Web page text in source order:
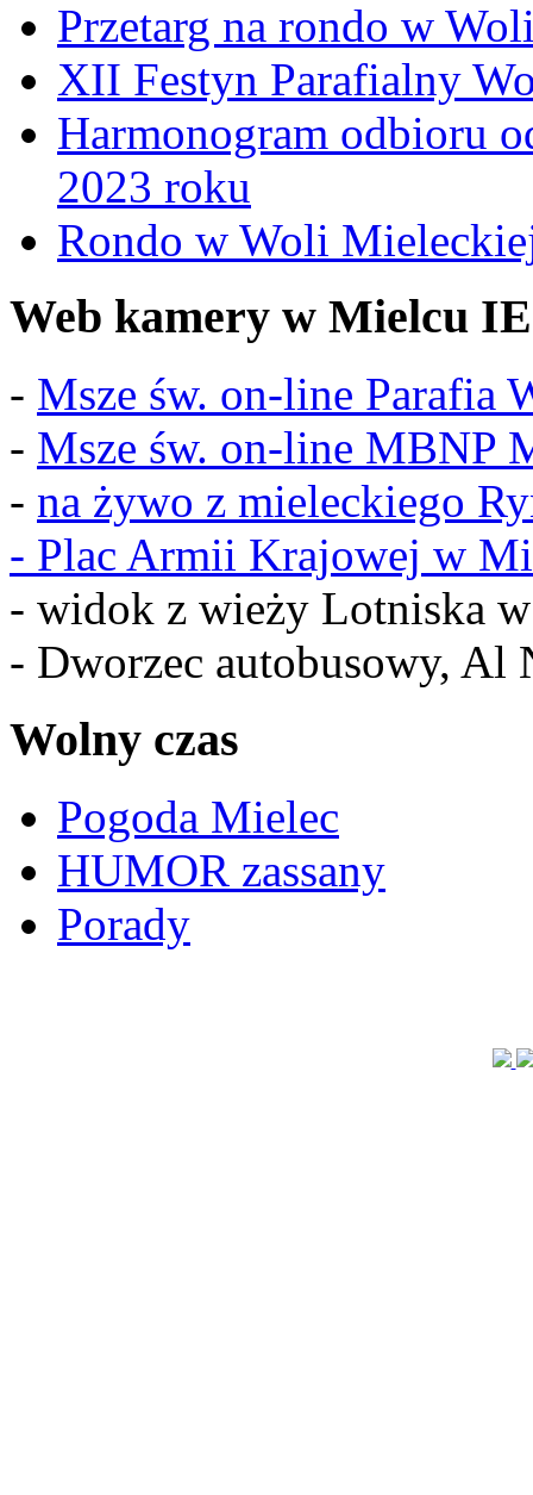
Przetarg na rondo w
XII Festyn Parafialny
Harmonogram odbioru
2023 roku
Rondo w Woli
Web kamery w Mielcu IE
- Msze św. on-line Parafia
- Msze św. on-line MBNP
- na żywo z mieleckiego
- Plac Armii Krajowej w
- widok z wieży Lotniska
- Dworzec autobusowy, Al
Wolny czas
Pogoda Mielec
HUMOR zassany
Porady